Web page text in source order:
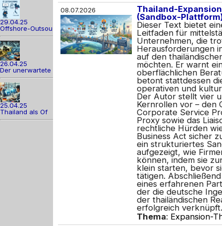
29.04.25
Offshore-Outsou
26.04.25
Der unerwartete
25.04.25
Thailand als Of
08.07.2026
Thailand-
(Sandbox-
Dieser Text bietet
Leitfaden für
Unternehmen, die
Herausforderungen
auf den
möchten. Er warnt
oberflächlichen
betont stattdessen
operativen und
Der Autor stellt vier
Kernrollen vor – den
Corporate Service
Proxy sowie das
rechtliche Hürden
Business Act sicher
ein strukturiertes
aufgezeigt, wie
können, indem sie
klein starten, bevor
tätigen.
eines erfahrenen
der die deutsche
der thailändischen
erfolgreich verknüpft.
Thema: Expansion-